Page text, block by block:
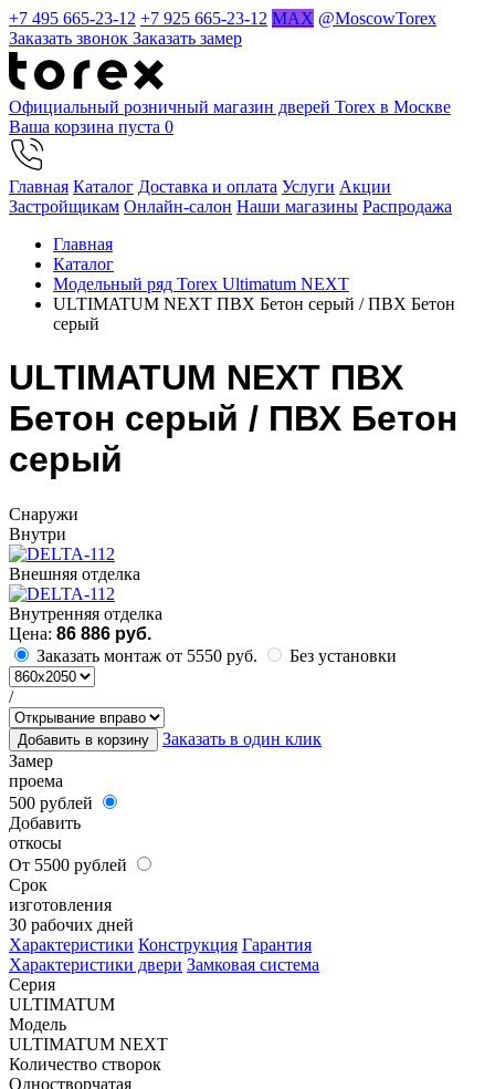
+7 495 665-23-12 +7 925 665-23-12 MAX @MoscowTorex
Заказать звонок Заказать замер
Официальный розничный магазин дверей Torex в Москве
Ваша корзина пуста 0
Главная Каталог Доставка и оплата Услуги Акции
Застройщикам Онлайн-салон Наши магазины Распродажа
Главная
Каталог
Модельный ряд Torex Ultimatum NEXT
ULTIMATUM NEXT ПВХ Бетон серый / ПВХ Бетон
серый
ULTIMATUM NEXT ПВХ
Бетон серый / ПВХ Бетон
серый
Cнаружи
Внутри
Внешняя отделка
Внутренняя отделка
Цена: 86 886 руб.
Заказать монтаж от 5550 руб.
Без установки
/
Добавить в корзину
Заказать в один клик
Замер
проема
500 рублей
Добавить
откосы
От 5500 рублей
Срок
изготовления
30 рабочих дней
Характеристики Конструкция Гарантия
Характеристики двери Замковая система
Серия
ULTIMATUM
Модель
ULTIMATUM NEXT
Количество створок
Одностворчатая